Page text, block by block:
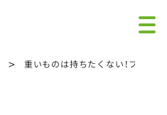
> 重いものは持ちたくない！フライ